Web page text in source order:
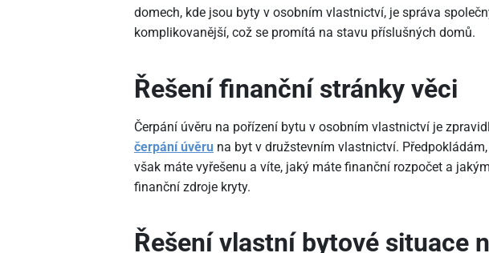
domech, kde jsou byty v osobním vlastnictví, je správa
komplikovanější, což se promítá na stavu příslušných domů.
Řešení finanční stránky věci
Čerpání úvěru na pořízení bytu v osobním vlastnictví je
čerpání úvěru na byt v družstevním vlastnictví.
však máte vyřešenu a víte, jaký máte finanční rozpočet a
finanční zdroje kryty.
Řešení vlastní bytové situace